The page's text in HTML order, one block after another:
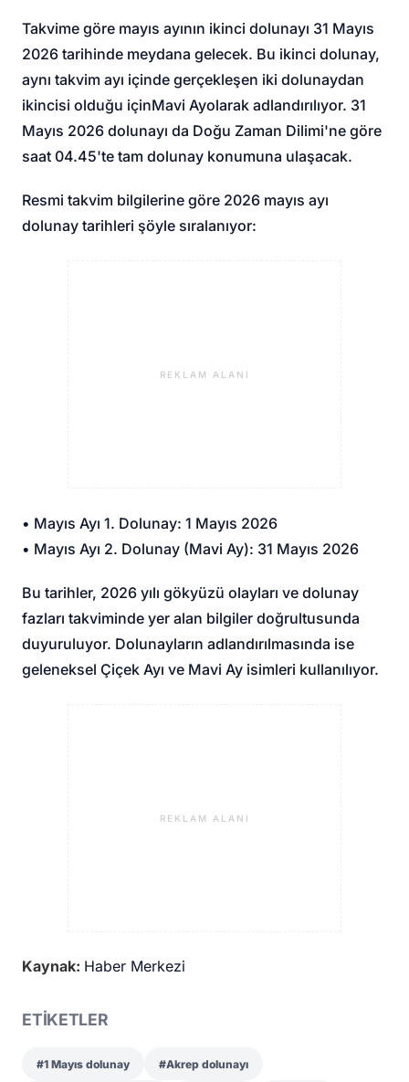
Takvime göre mayıs ayının ikinci dolunayı 31 Mayıs
2026 tarihinde meydana gelecek. Bu ikinci dolunay,
aynı takvim ayı içinde gerçekleşen iki dolunaydan
ikincisi olduğu içinMavi Ayolarak adlandırılıyor. 31
Mayıs 2026 dolunayı da Doğu Zaman Dilimi'ne göre
saat 04.45'te tam dolunay konumuna ulaşacak.
Resmi takvim bilgilerine göre 2026 mayıs ayı
dolunay tarihleri şöyle sıralanıyor:
REKLAM ALANI
• Mayıs Ayı 1. Dolunay: 1 Mayıs 2026
• Mayıs Ayı 2. Dolunay (Mavi Ay): 31 Mayıs 2026
Bu tarihler, 2026 yılı gökyüzü olayları ve dolunay
fazları takviminde yer alan bilgiler doğrultusunda
duyuruluyor. Dolunayların adlandırılmasında ise
geleneksel Çiçek Ayı ve Mavi Ay isimleri kullanılıyor.
REKLAM ALANI
Kaynak: Haber Merkezi
ETİKETLER
#1 Mayıs dolunay #Akrep dolunayı